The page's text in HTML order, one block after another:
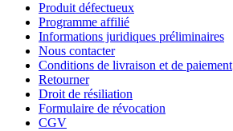
Produit défectueux
Programme affilié
Informations juridiques préliminaires
Nous contacter
Conditions de livraison et de paiement
Retourner
Droit de résiliation
Formulaire de révocation
CGV